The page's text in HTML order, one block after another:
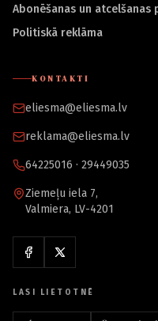
Abonēšanas un atcelšanas
Politiskā reklāma
KONTAKTI
eliesma@eliesma.lv
reklama@eliesma.lv
64225016 · 29449035
Ziemeļu iela 7,
Valmiera, LV-4201
LASI LIETOTNĒ